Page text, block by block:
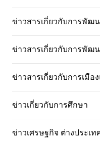
ข่าวสารเกี่ยวกับการพัฒ
ข่าวสารเกี่ยวกับการพัฒ
ข่าวสารเกี่ยวกับการเมือ
ข่าวเกี่ยวกับการศึกษา
ข่าวเศรษฐกิจ ต่างประเท